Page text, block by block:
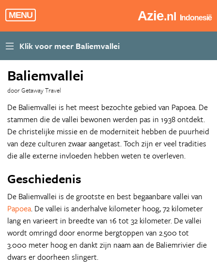
MENU Azie.nl Indonesië
Baliemvallei
door Getaway Travel
De Baliemvallei is het meest bezochte gebied van Papoea. De
stammen die de vallei bewonen werden pas in 1938 ontdekt.
De christelijke missie en de moderniteit hebben de puurheid
van deze culturen zwaar aangetast. Toch zijn er veel tradities
die alle externe invloeden hebben weten te overleven.
Geschiedenis
De Baliemvallei is de grootste en best begaanbare vallei van
Papoea. De vallei is anderhalve kilometer hoog, 72 kilometer
lang en varieert in breedte van 16 tot 32 kilometer. De vallei
wordt omringd door enorme bergtoppen van 2.500 tot
3.000 meter hoog en dankt zijn naam aan de Baliemrivier die
dwars er doorheen slingert.